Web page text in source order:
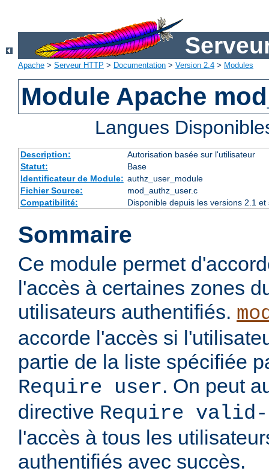
Apache > Serveur HTTP > Documentation > Version 2.4 > Modules
Module Apache
Langues
Description:
Autorisation basée sur l'utilisateur
Statut:
Base
Identificateur de Module: authz_user_module
Fichier Source:
mod_authz_user.c
Compatibilité:
Disponible depuis les versions 2.1
Sommaire
Ce module permet
l'accès à certaines zones
utilisateurs authentifiés.
accorde l'accès si
partie de la liste spécifiée
Require user. On peut
directive Require
l'accès à tous les
authentifiés avec succès.